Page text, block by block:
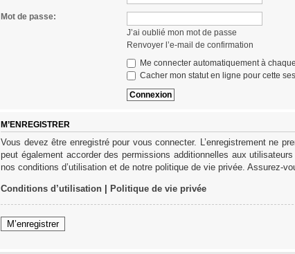
Mot de passe:
J’ai oublié mon mot de passe
Renvoyer l’e-mail de confirmation
Me connecter automatiquement à
Cacher mon statut en ligne pour cette
M’ENREGISTRER
Vous devez être enregistré pour vous connecter. L’enregistrement ne
peut également accorder des permissions additionnelles aux
nos conditions d’utilisation et de notre politique de vie privée. Assurez-
Conditions d’utilisation Politique de vie privée
M’enregistrer